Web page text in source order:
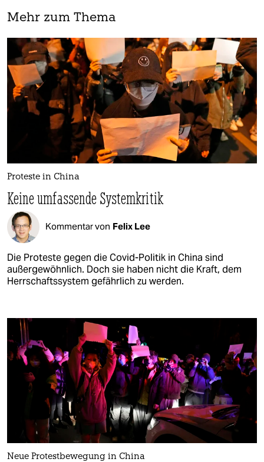
Mehr zum Thema
Proteste in China
Keine umfassende Systemkritik
Kommentar von Felix Lee
Die Proteste gegen die Covid-Politik in China sind
außergewöhnlich. Doch sie haben nicht die Kraft, dem
Herrschaftssystem gefährlich zu werden.
Neue Protestbewegung in China